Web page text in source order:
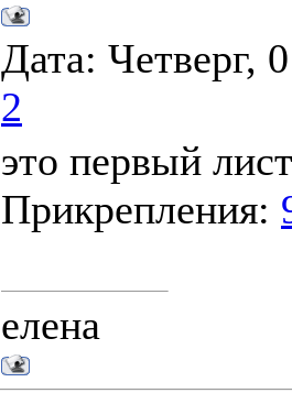
Дата: Четверг,
2
это первый лист
Прикрепления:
елена